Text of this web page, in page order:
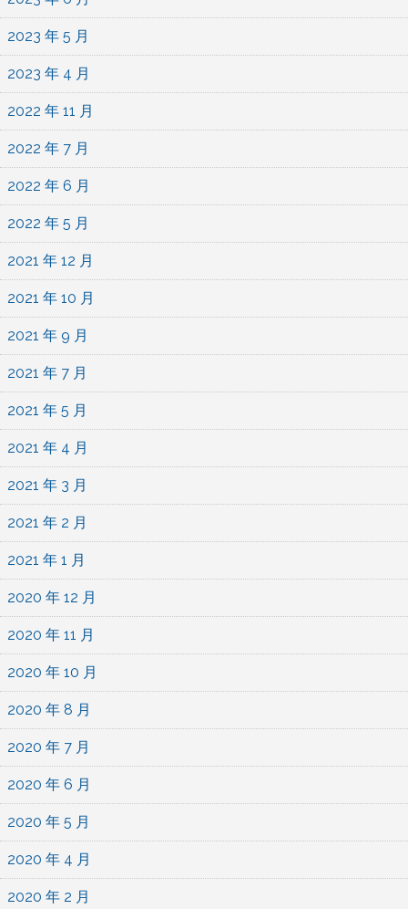
2023 年 5 月
2023 年 4 月
2022 年 11 月
2022 年 7 月
2022 年 6 月
2022 年 5 月
2021 年 12 月
2021 年 10 月
2021 年 9 月
2021 年 7 月
2021 年 5 月
2021 年 4 月
2021 年 3 月
2021 年 2 月
2021 年 1 月
2020 年 12 月
2020 年 11 月
2020 年 10 月
2020 年 8 月
2020 年 7 月
2020 年 6 月
2020 年 5 月
2020 年 4 月
2020 年 2 月